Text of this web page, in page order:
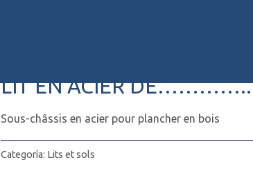
LIT EN ACIER DE…………..
Sous-châssis en acier pour plancher en bois
Categoría: Lits et sols